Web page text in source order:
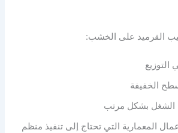
القرميد على الخشب:
التوزيع
الخفيفة
الشغل بشكل مرتب
المعمارية التي تحتاج إلى تنفيذ منظم